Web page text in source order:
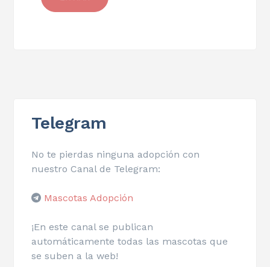
Telegram
No te pierdas ninguna adopción con
nuestro Canal de Telegram:
Mascotas Adopción
¡En este canal se publican
automáticamente todas las mascotas que
se suben a la web!